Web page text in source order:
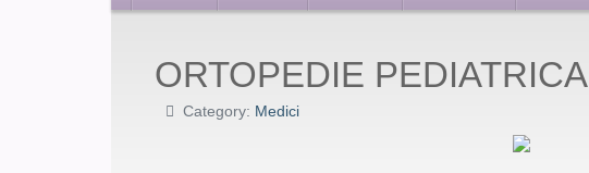
ORTOPEDIE PEDIATRICA
Category: Medici